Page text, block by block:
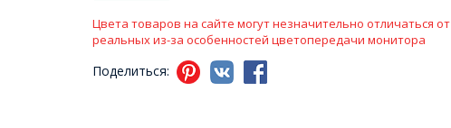
Цвета товаров на сайте могут незначительно отличаться от
реальных из-за особенностей цветопередачи монитора
Поделиться: